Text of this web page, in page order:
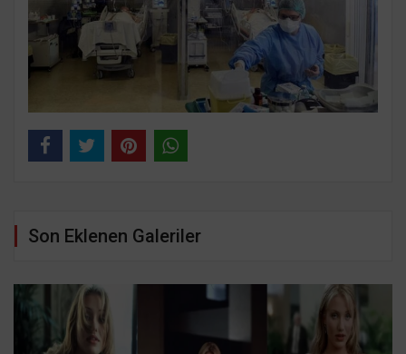
Son Eklenen Galeriler